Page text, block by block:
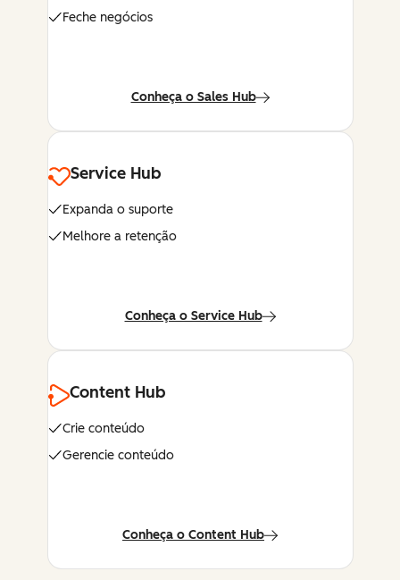
Feche negócios
Conheça o Sales Hub
Service Hub
Expanda o suporte
Melhore a retenção
Conheça o Service Hub
Content Hub
Crie conteúdo
Gerencie conteúdo
Conheça o Content Hub